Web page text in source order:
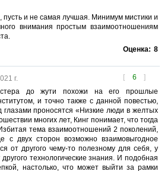
пусть и не самая лучшая. Минимум мистики и
внимания простым взаимоотношениям
Оценка: 8
[ 6 ]
г.
до жути похожи на его прошлые
и точно также с данной повестью,
глазами проносятся «Низкие люди в желтых
многих лет, Кинг понимает, что тогда
тема взаимоотношений 2 поколений,
с двух сторон возможно взаимовыгодное
от другого чему-то полезному для себя, у
технологические знания. И подобная
настолько, что может выйти за рамки